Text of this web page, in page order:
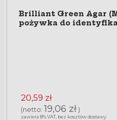
Brilliant Green Agar
pożywka do
20,59 zł
(netto: 19,06 zł)
zawiera 8% VAT, bez kosztów dostawy